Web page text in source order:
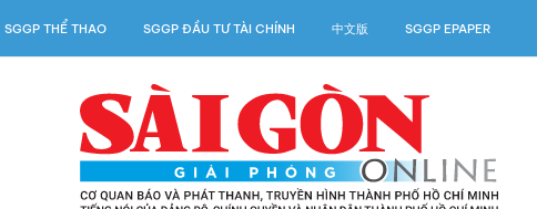
SGGP THỂ THAO SGGP ĐẦU TƯ TÀI CHÍNH 中文版 SGGP EPAPER